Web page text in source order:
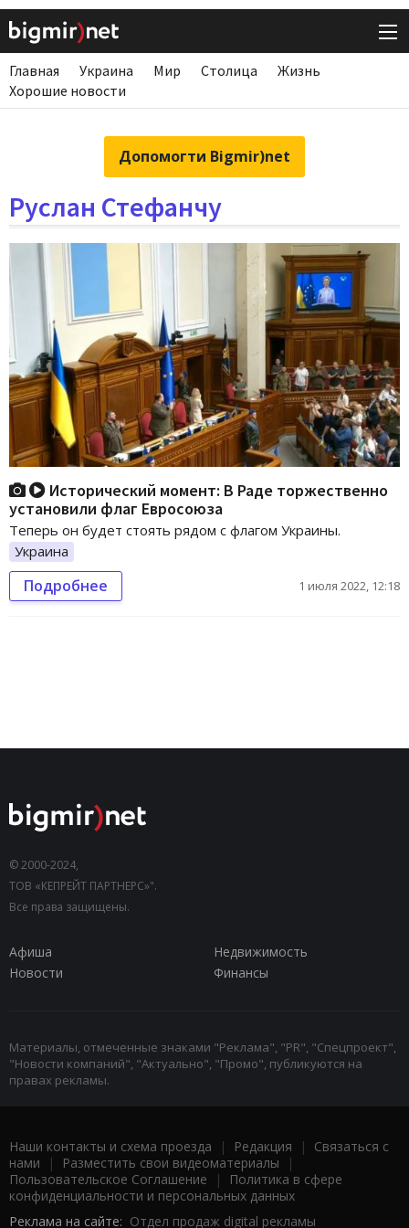
Главная Украина Мир Столица
Жизнь
Хорошие новости
Допомогти Bigmir)net
Руслан Стефанчу
Исторический момент: В Раде торжественно
установили флаг Евросоюза
Теперь он будет стоять рядом с флагом Украины.
Украина
Подробнее 1 июля 2022, 12:18
© 2000-2024,
ТОВ «КЕПРЕЙТ ПАРТНЕРС»".
Все права защищены.
Афиша
Недвижимость
Новости
Финансы
Материалы, отмеченные знаками "Реклама", "PR", "Спецпроект",
"Новости компаний", "Актуально", "Промо", публикуются на
правах рекламы.
Наши контакты и схема проезда | Редакция | Связаться с
нами | Разместить свои видеоматериалы |
Пользовательское Соглашение |
Политика в сфере
конфиденциальности и персональных данных
Реклама на сайте: Отдел продаж digital рекламы